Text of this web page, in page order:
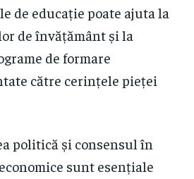
de educație poate ajuta la
de învățământ și la
de formare
către cerințele pieței
politică și consensul în
sunt esențiale